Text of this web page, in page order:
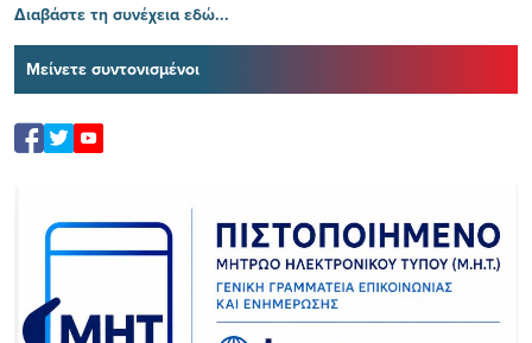
Διαβάστε τη συνέχεια εδώ...
Μείνετε συντονισμένοι